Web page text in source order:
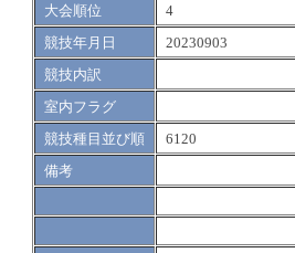
大会順位
4
競技年月日
20230903
競技内訳
室内フラグ
競技種目並び順
6120
備考